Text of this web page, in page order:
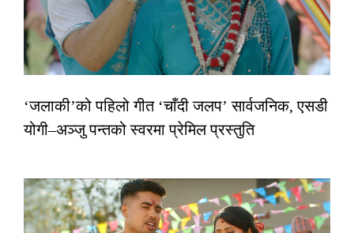
‘जलाकी’को पहिलो गीत ‘चाँदी जलप’ सार्वजनिक, एसडी
योगी–अञ्जु पन्तको स्वरमा प्रेमिल प्रस्तुति